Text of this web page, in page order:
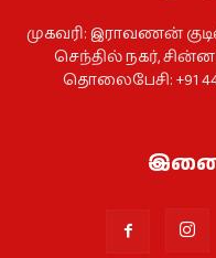
முகவரி: இராவணன்
செந்தில் நகர்,
தொலைபேசி: +91 44